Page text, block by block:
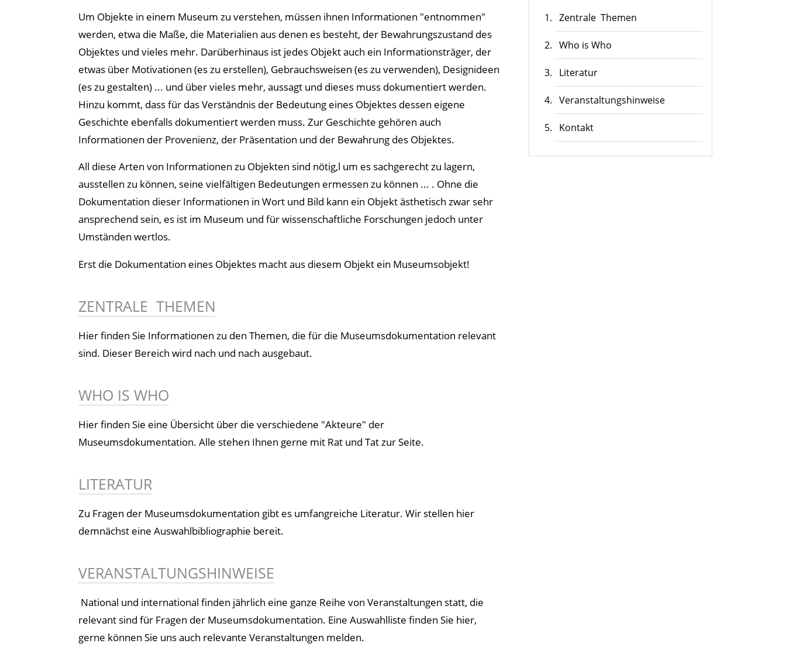
Um Objekte in einem Museum zu verstehen, müssen ihnen Informationen "entnommen"
werden, etwa die Maße, die Materialien aus denen es besteht, der Bewahrungszustand des
Objektes und vieles mehr. Darüberhinaus ist jedes Objekt auch ein Informationsträger, der
etwas über Motivationen (es zu erstellen), Gebrauchsweisen (es zu verwenden), Designideen
(es zu gestalten) ... und über vieles mehr, aussagt und dieses muss dokumentiert werden.
Hinzu kommt, dass für das Verständnis der Bedeutung eines Objektes dessen eigene
Geschichte ebenfalls dokumentiert werden muss. Zur Geschichte gehören auch
Informationen der Provenienz, der Präsentation und der Bewahrung des Objektes.
All diese Arten von Informationen zu Objekten sind nötig,l um es sachgerecht zu lagern,
ausstellen zu können, seine vielfältigen Bedeutungen ermessen zu können ... . Ohne die
Dokumentation dieser Informationen in Wort und Bild kann ein Objekt ästhetisch zwar sehr
ansprechend sein, es ist im Museum und für wissenschaftliche Forschungen jedoch unter
Umständen wertlos.
Erst die Dokumentation eines Objektes macht aus diesem Objekt ein Museumsobjekt!
ZENTRALE THEMEN
Hier finden Sie Informationen zu den Themen, die für die Museumsdokumentation relevant
sind. Dieser Bereich wird nach und nach ausgebaut.
WHO IS WHO
Hier finden Sie eine Übersicht über die verschiedene "Akteure" der
Museumsdokumentation. Alle stehen Ihnen gerne mit Rat und Tat zur Seite.
LITERATUR
Zu Fragen der Museumsdokumentation gibt es umfangreiche Literatur. Wir stellen hier
demnächst eine Auswahlbibliographie bereit.
VERANSTALTUNGSHINWEISE
National und international finden jährlich eine ganze Reihe von Veranstaltungen statt, die
relevant sind für Fragen der Museumsdokumentation. Eine Auswahlliste finden Sie hier,
gerne können Sie uns auch relevante Veranstaltungen melden.
Zentrale Themen
Who is Who
Literatur
Veranstaltungshinweise
Kontakt